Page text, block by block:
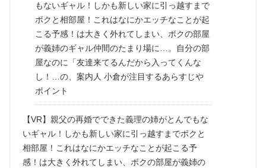
もないギャル！しかも新しい家に引っ越すまで
ボクと相部屋！これはなにかエッチなことが起
こる予感！は大きく外れてしまい、ボクの部屋
が義姉のギャル仲間のたまり場に…。自分の部
屋なのに「友達来てるんだから入ってくんな
し！…の、案内人 小倉が注目するあらすじや
ポイント
【VR】親父の再婚でできた義理の姉がとんでもな
いギャル！しかも新しい家に引っ越すまでボクと
相部屋！これはなにかエッチなことが起こる予
感！は大きく外れてしまい、ボクの部屋が義姉の